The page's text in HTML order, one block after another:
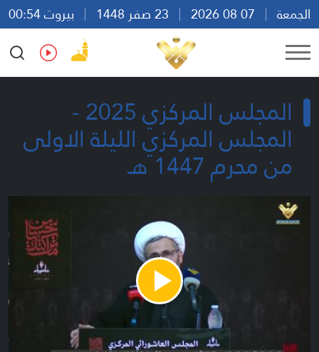
الجمعة
بيروت 00:54
Ar
En Fr Es
المجلس المركزي 2025 -
المجلس المركزي الليلة الاولى
من محرم 1447 هـ
Play
Video